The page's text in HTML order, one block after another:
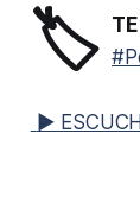
🏷️
▶